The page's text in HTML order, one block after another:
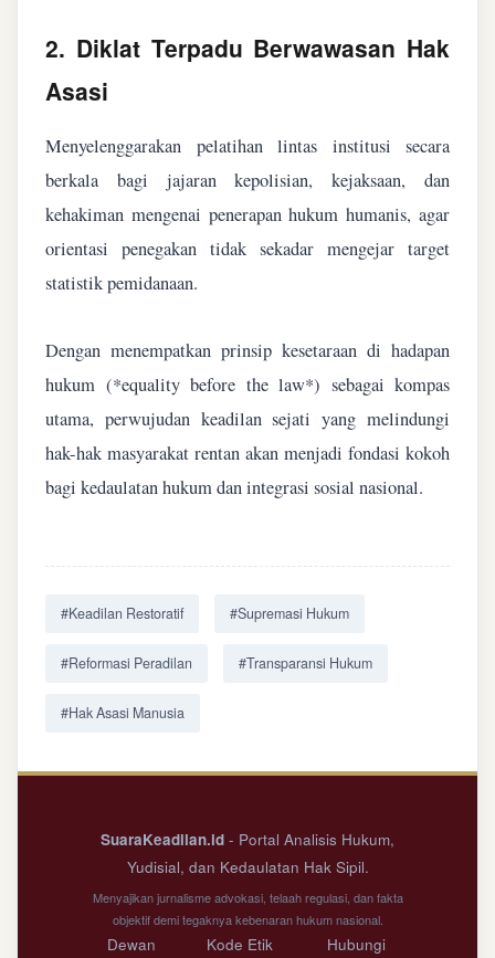
2. Diklat Terpadu Berwawasan Hak
Asasi
Menyelenggarakan pelatihan lintas institusi secara
berkala bagi jajaran kepolisian, kejaksaan, dan
kehakiman mengenai penerapan hukum humanis, agar
orientasi penegakan tidak sekadar mengejar target
statistik pemidanaan.
Dengan menempatkan prinsip kesetaraan di hadapan
hukum (*equality before the law*) sebagai kompas
utama, perwujudan keadilan sejati yang melindungi
hak-hak masyarakat rentan akan menjadi fondasi kokoh
bagi kedaulatan hukum dan integrasi sosial nasional.
#Keadilan Restoratif #Supremasi Hukum
#Reformasi Peradilan #Transparansi Hukum
#Hak Asasi Manusia
SuaraKeadilan.id - Portal Analisis Hukum,
Yudisial, dan Kedaulatan Hak Sipil.
Menyajikan jurnalisme advokasi, telaah regulasi, dan fakta
objektif demi tegaknya kebenaran hukum nasional.
Dewan Kode Etik Hubungi